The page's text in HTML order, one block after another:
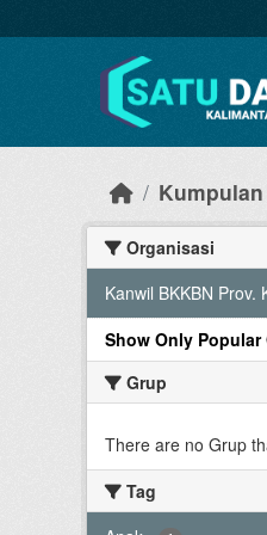
Organisasi
Kanwil BKKBN Prov.
Show Only Popular
Grup
There are no Grup
Tag